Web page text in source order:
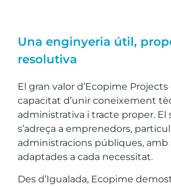
Una enginyeria útil,
resolutiva
El gran valor d’Ecopime Projects
capacitat d’unir coneixement
administrativa i tracte proper. El
s’adreça a emprenedors,
administracions públiques, amb
adaptades a cada necessitat.
Des d’Igualada, Ecopime